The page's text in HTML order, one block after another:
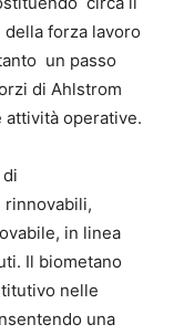
della forza lavoro
un passo
di Ahlstrom
operative.
in linea
Il biometano
nelle
una